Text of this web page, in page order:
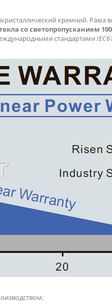
кремний. Рама
со светопропусканием
стандартами